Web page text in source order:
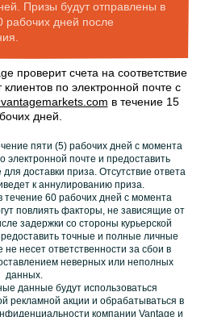
Призы будут отправлены в
рабочих дней после
проверит счета на соответствие
по электронной почте с
в течение 15
дней.
пяти (5) рабочих дней с момента
электронной почте и предоставить
доставки приза. Отсутствие ответа
к аннулированию приза.
течение 60 рабочих дней с момента
повлиять факторы, не зависящие от
задержки со стороны курьерской
точные и полные личные
несет ответственности за сбои в
неверных или неполных
данных.
данные будут использоваться
рекламной акции и обрабатываться в
компании Vantage и